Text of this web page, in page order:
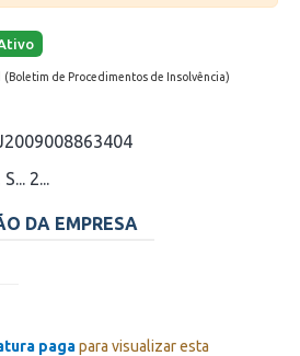
(Boletim de Procedimentos de Insolvência)
S... 2...
DA EMPRESA
pagapara visualizar esta